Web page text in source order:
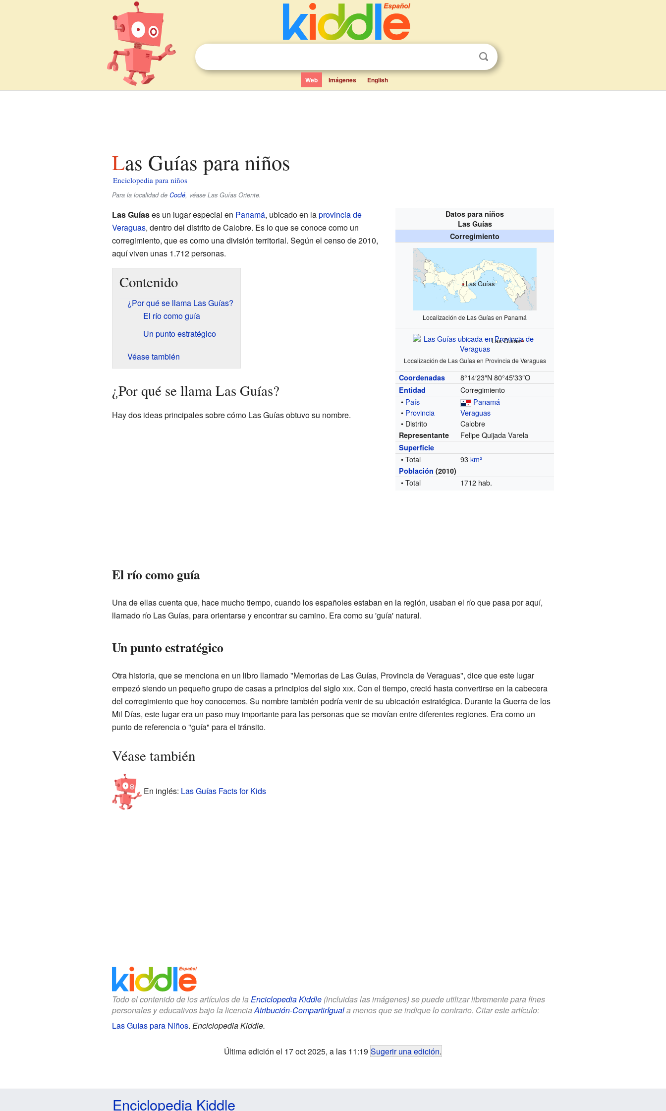
Web Imágenes English
Las Guías para niños
Enciclopedia para niños
Para la localidad de Coclé, véase Las Guías Oriente.
Datos para niños
Las Guías
Corregimiento
Las Guías
Localización de Las Guías en Panamá
Las Guías
Localización de Las Guías en Provincia de Veraguas
Coordenadas 8°14′23″N 80°45′33″O
Entidad
Corregimiento
• País
Panamá
• Provincia
Veraguas
• Distrito
Calobre
Representante Felipe Quijada Varela
Superficie
• Total 93km²
Población (2010)
• Total 1712 hab.
Las Guíases un lugar especial en Panamá, ubicado en laprovincia de
Veraguas, dentro del distrito de Calobre. Es lo que se conoce como un
corregimiento, que es como una división territorial. Según el censo de 2010,
aquí viven unas 1.712 personas.
Contenido
¿Por qué se llama Las Guías?
El río como guía
Un punto estratégico
Véase también
¿Por qué se llama Las Guías?
Hay dos ideas principales sobre cómo Las Guías obtuvo su nombre.
El río como guía
Una de ellas cuenta que, hace mucho tiempo, cuando los españoles estaban en la región, usaban el río que pasa por aquí,
llamado río Las Guías, para orientarse y encontrar su camino. Era como su 'guía' natural.
Un punto estratégico
Otra historia, que se menciona en un libro llamado "Memorias de Las Guías, Provincia de Veraguas", dice que este lugar
empezó siendo un pequeño grupo de casas a principios del sigloxix. Con el tiempo, creció hasta convertirse en la cabecera
del corregimiento que hoy conocemos. Su nombre también podría venir de su ubicación estratégica. Durante la Guerra de los
Mil Días, este lugar era un paso muy importante para las personas que se movían entre diferentes regiones. Era como un
punto de referencia o "guía" para el tránsito.
Véase también
En inglés: Las Guías Facts for Kids
Todo el contenido de los artículos de la Enciclopedia Kiddle(incluidas las imágenes) se puede utilizar libremente para fines
personales y educativos bajo la licenciaAtribución-CompartirIguala menos que se indique lo contrario. Citar este artículo:
Las Guías para Niños. Enciclopedia Kiddle.
Última edición el 17 oct 2025, a las 11:19 Sugerir una edición.
Enciclopedia Kiddle